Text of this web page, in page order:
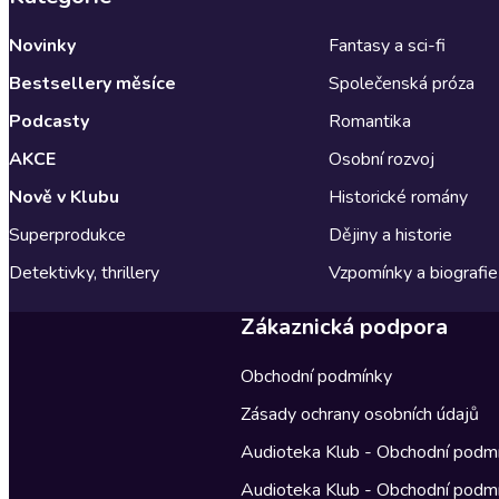
Novinky
Bestsellery měsíce
Podcasty
AKCE
Nově v Klubu
Superprodukce
Detektivky, thrillery
Fantasy a sci-fi
Společenská próza
Romantika
Osobní rozvoj
Historické romány
Dějiny a historie
Vzpomínky a biografie
Zákaznická podpora
Obchodní podmínky
Zásady ochrany osobních údajů
Audioteka Klub - Obchodní
Audioteka Klub - Obchodní